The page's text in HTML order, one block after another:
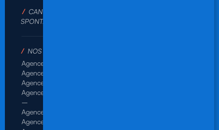
/ CANDIDATURE
SPONTANÉE
/ NOS AGENCES
Agence de Rennes Industrie
Agence de Rennes Généraliste
Agence de Rennes BTP
Agence de Rennes Tertiaire
–
Agence de Brest
Agence de Dinan